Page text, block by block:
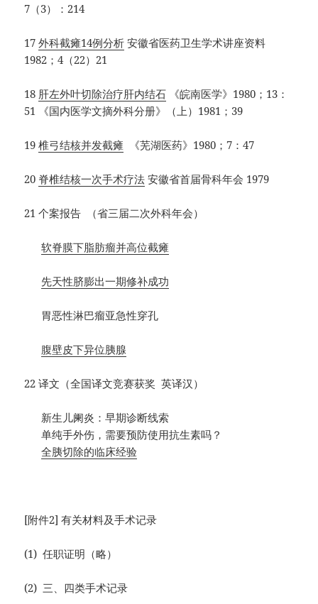
7（3）：214
17外科截瘫14例分析 安徽省医药卫生学术讲座资料
1982；4（22）21
18 肝左外叶切除治疗肝内结石 《皖南医学》1980；13：
51 《国内医学文摘外科分册》（上）1981；39
19椎弓结核并发截瘫 《芜湖医药》1980；7：47
20 脊椎结核一次手术疗法 安徽省首届骨科年会 1979
21 个案报告 （省三届二次外科年会）
软脊膜下脂肪瘤并高位截瘫
先天性脐膨出一期修补成功
胃恶性淋巴瘤亚急性穿孔
腹壁皮下异位胰腺
22 译文（全国译文竞赛获奖 英译汉）
新生儿阑炎：早期诊断线索
单纯手外伤，需要预防使用抗生素吗？
全胰切除的临床经验
[附件2] 有关材料及手术记录
(1) 任职证明（略）
(2) 三、四类手术记录